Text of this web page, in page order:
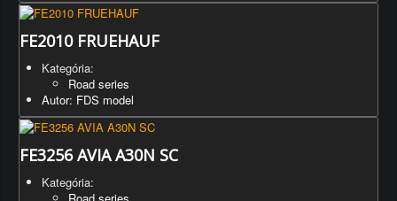
FE2010 FRUEHAUF
Kategória:
Road series
Autor: FDS model
FE3256 AVIA A30N SC
Kategória:
Road series